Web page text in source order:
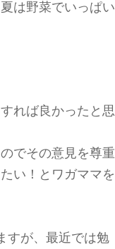
は野菜でいっぱい
れば良かったと思
でその意見を尊重
い！とワガママを
すが、最近では勉